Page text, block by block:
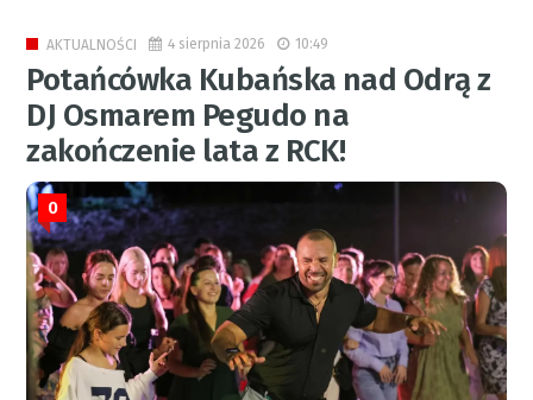
AKTUALNOŚCI 4 sierpnia 2026 10:49
Potańcówka Kubańska nad Odrą z
DJ Osmarem Pegudo na
zakończenie lata z RCK!
0